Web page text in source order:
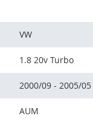
VW
1.8 20v Turbo
2000/09 - 2005/05
AUM